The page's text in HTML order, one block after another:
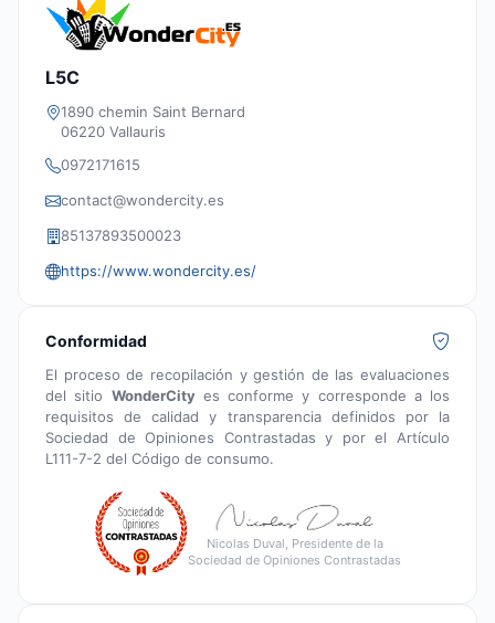
L5C
1890 chemin Saint Bernard
06220 Vallauris
0972171615
contact@wondercity.es
85137893500023
https://www.wondercity.es/
Conformidad
El proceso de recopilación y gestión de las evaluaciones
del sitio WonderCityes conforme y corresponde a los
requisitos de calidad y transparencia definidos por la
Sociedad de Opiniones Contrastadas y por el Artículo
L111-7-2 del Código de consumo.
Nicolas Duval, Presidente de la
Sociedad de Opiniones Contrastadas